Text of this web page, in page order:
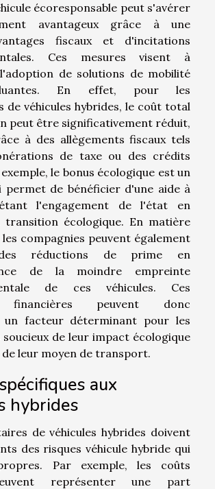
écoresponsable peut s'avérer
avantageux grâce à une
fiscaux et d'incitations
Ces mesures visent à
de solutions de mobilité
En effet, pour les
de véhicules hybrides, le coût total
peut être significativement réduit,
à des allègements fiscaux tels
de taxe ou des crédits
le bonus écologique est un
permet de bénéficier d'une aide à
l'engagement de l'état en
écologique. En matière
compagnies peuvent également
réductions de prime en
de la moindre empreinte
de ces véhicules. Ces
financières peuvent donc
un facteur déterminant pour les
de leur impact écologique
leur moyen de transport.
aux
hybrides
de véhicules hybrides doivent
des risques véhicule hybride qui
Par exemple, les coûts
représenter une part